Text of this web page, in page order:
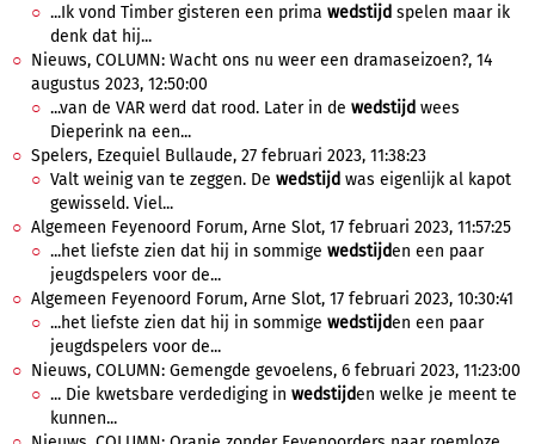
...Ik vond Timber gisteren een prima wedstijd spelen maar ik
denk dat hij...
Nieuws, COLUMN: Wacht ons nu weer een dramaseizoen?, 14
augustus 2023, 12:50:00
...van de VAR werd dat rood. Later in de wedstijd wees
Dieperink na een...
Spelers, Ezequiel Bullaude, 27 februari 2023, 11:38:23
Valt weinig van te zeggen. De wedstijd was eigenlijk al kapot
gewisseld. Viel...
Algemeen Feyenoord Forum, Arne Slot, 17 februari 2023, 11:57:25
...het liefste zien dat hij in sommige wedstijden een paar
jeugdspelers voor de...
Algemeen Feyenoord Forum, Arne Slot, 17 februari 2023, 10:30:41
...het liefste zien dat hij in sommige wedstijden een paar
jeugdspelers voor de...
Nieuws, COLUMN: Gemengde gevoelens, 6 februari 2023, 11:23:00
... Die kwetsbare verdediging in wedstijden welke je meent te
kunnen...